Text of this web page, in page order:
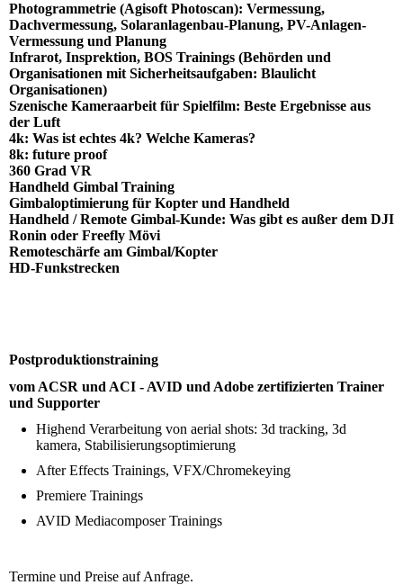
Photogrammetrie (Agisoft Photoscan): Vermessung,
Dachvermessung, Solaranlagenbau-Planung, PV-Anlagen-
Vermessung und Planung
Infrarot, Insprektion, BOS Trainings (Behörden und
Organisationen mit Sicherheitsaufgaben: Blaulicht
Organisationen)
Szenische Kameraarbeit für Spielfilm: Beste Ergebnisse aus
der Luft
4k: Was ist echtes 4k? Welche Kameras?
8k: future proof
360 Grad VR
Handheld Gimbal Training
Gimbaloptimierung für Kopter und Handheld
Handheld / Remote Gimbal-Kunde: Was gibt es außer dem DJI
Ronin oder Freefly Mövi
Remoteschärfe am Gimbal/Kopter
HD-Funkstrecken
Postproduktionstraining
vom ACSR und ACI - AVID und Adobe zertifizierten Trainer
und Supporter
Highend Verarbeitung von aerial shots: 3d tracking, 3d
kamera, Stabilisierungsoptimierung
After Effects Trainings, VFX/Chromekeying
Premiere Trainings
AVID Mediacomposer Trainings
Termine und Preise auf Anfrage.